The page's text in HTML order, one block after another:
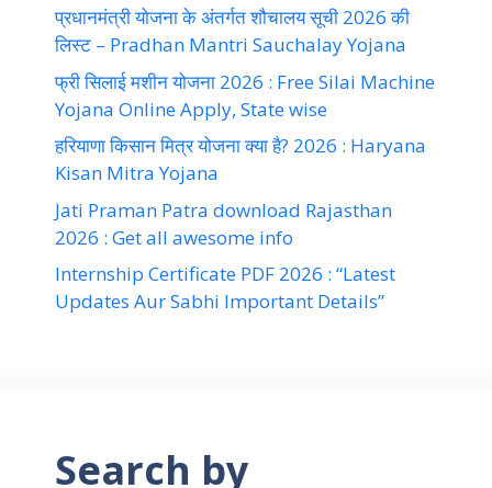
प्रधानमंत्री योजना के अंतर्गत शौचालय सूची 2026 की
लिस्ट – Pradhan Mantri Sauchalay Yojana
फ्री सिलाई मशीन योजना 2026 : Free Silai Machine
Yojana Online Apply, State wise
हरियाणा किसान मित्र योजना क्या है? 2026 : Haryana
Kisan Mitra Yojana
Jati Praman Patra download Rajasthan
2026 : Get all awesome info
Internship Certificate PDF 2026 : “Latest
Updates Aur Sabhi Important Details”
Search by